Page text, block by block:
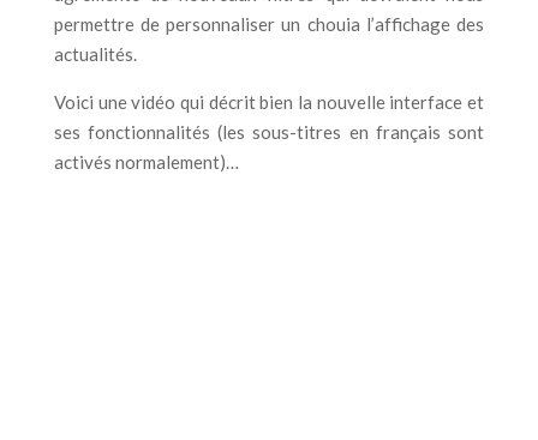
permettre de personnaliser un chouia l’affichage des
actualités.
Voici une vidéo qui décrit bien la nouvelle interface et
ses fonctionnalités (les sous-titres en français sont
activés normalement)…